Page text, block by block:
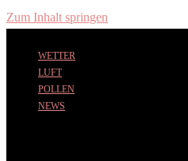
Zum Inhalt springen
WETTER
LUFT
POLLEN
NEWS